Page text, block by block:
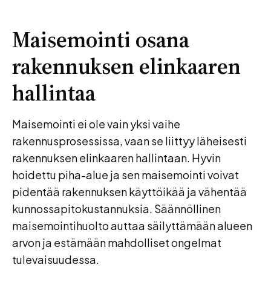
Maisemointi osana
rakennuksen elinkaaren
hallintaa
Maisemointi ei ole vain yksi vaihe
rakennusprosessissa, vaan se liittyy läheisesti
rakennuksen elinkaaren hallintaan. Hyvin
hoidettu piha-alue ja sen maisemointi voivat
pidentää rakennuksen käyttöikää ja vähentää
kunnossapitokustannuksia. Säännöllinen
maisemointihuolto auttaa säilyttämään alueen
arvon ja estämään mahdolliset ongelmat
tulevaisuudessa.